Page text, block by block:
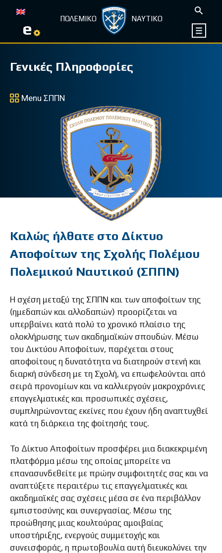
e ΠΟΛΕΜΙΚΟ ΝΑΥΤΙΚΟ
Γενικές Πληροφορίες
Menu ΣΠΠΝ
Καλώς ήλθατε στο Δίκτυο
Αποφοίτων της Σχολής Πολέμου
Πολεμικού Ναυτικού (ΣΠΠΝ)
Η σχέση μεταξύ της ΣΠΠΝ και των αποφοίτων της
(ημεδαπών και αλλοδαπών) προορίζεται να
υπερβαίνει κατά πολύ το χρονικό πλαίσιο της
ολοκλήρωσης των ακαδημαϊκών σπουδών. Μέσω
του Δικτύου Αποφοίτων, παρέχεται στους
αποφοίτους η δυνατότητα να διατηρούν στενή και
διαρκή σύνδεση με τη Σχολή, να επωφελούνται από
σειρά προνομίων και να καλλιεργούν μακροχρόνιες
επαγγελματικές και προσωπικές σχέσεις,
συμπληρώνοντας εκείνες που έχουν ήδη αναπτυχθεί
κατά τη διάρκεια της φοίτησής τους.
Το Δίκτυο Αποφοίτων προσφέρει μια διακεκριμένη
πλατφόρμα μέσω της οποίας μπορείτε να
επανασυνδεθείτε με πρώην συμφοιτητές σας και να
αναπτύξετε περαιτέρω τις επαγγελματικές και
ακαδημαϊκές σας σχέσεις μέσα σε ένα περιβάλλον
εμπιστοσύνης και συνεργασίας. Μέσω της
προώθησης μιας κουλτούρας αμοιβαίας
υποστήριξης, ενεργούς συμμετοχής και
συνεισφοράς, η πρωτοβουλία αυτή διευκολύνει την